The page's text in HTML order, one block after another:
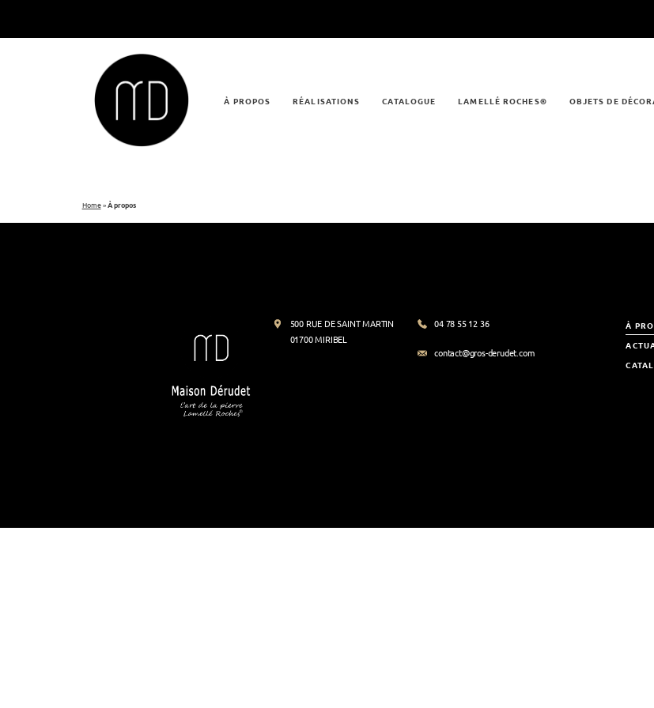
À PROPOS RÉALISATIONS CATALOGUE LAMELLÉ ROCHES® OBJETS DE
Home»À propos
500 RUE DE SAINT MARTIN
01700 MIRIBEL
04 78 55 12 36
contact@gros-derudet.com
À